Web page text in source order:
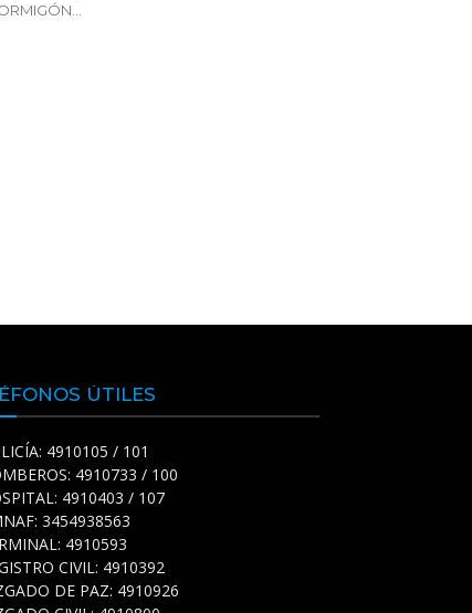
ÚTILES
4910105 / 101
4910733 / 100
4910403 / 107
3454938563
4910593
CIVIL: 4910392
DE PAZ: 4910926